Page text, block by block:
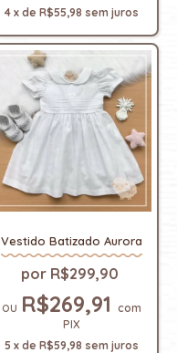
4 x de R$55,98 sem juros
Vestido Batizado Aurora
R$299,90
R$269,91 com
PIX
5 x de R$59,98 sem juros